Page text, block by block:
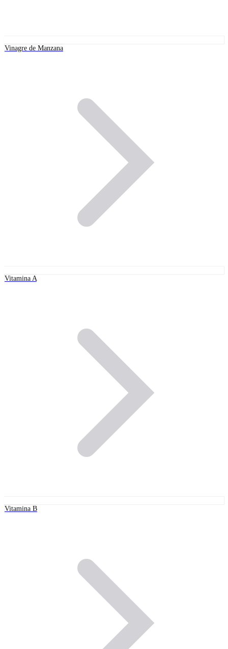
Vinagre de Manzana
Vitamina A
Vitamina B